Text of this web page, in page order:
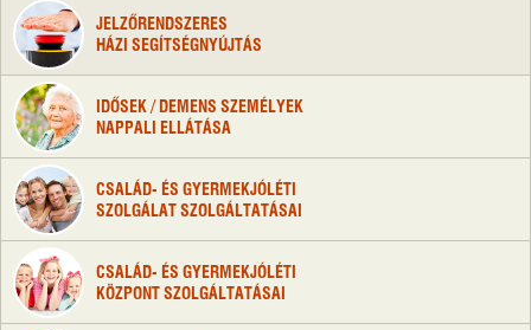
JELZŐRENDSZERES
HÁZI SEGÍTSÉGNYÚJTÁS
IDŐSEK / DEMENS SZEMÉLYEK
NAPPALI ELLÁTÁSA
CSALÁD- ÉS GYERMEKJÓLÉTI
SZOLGÁLAT SZOLGÁLTATÁSAI
CSALÁD- ÉS GYERMEKJÓLÉTI
KÖZPONT SZOLGÁLTATÁSAI